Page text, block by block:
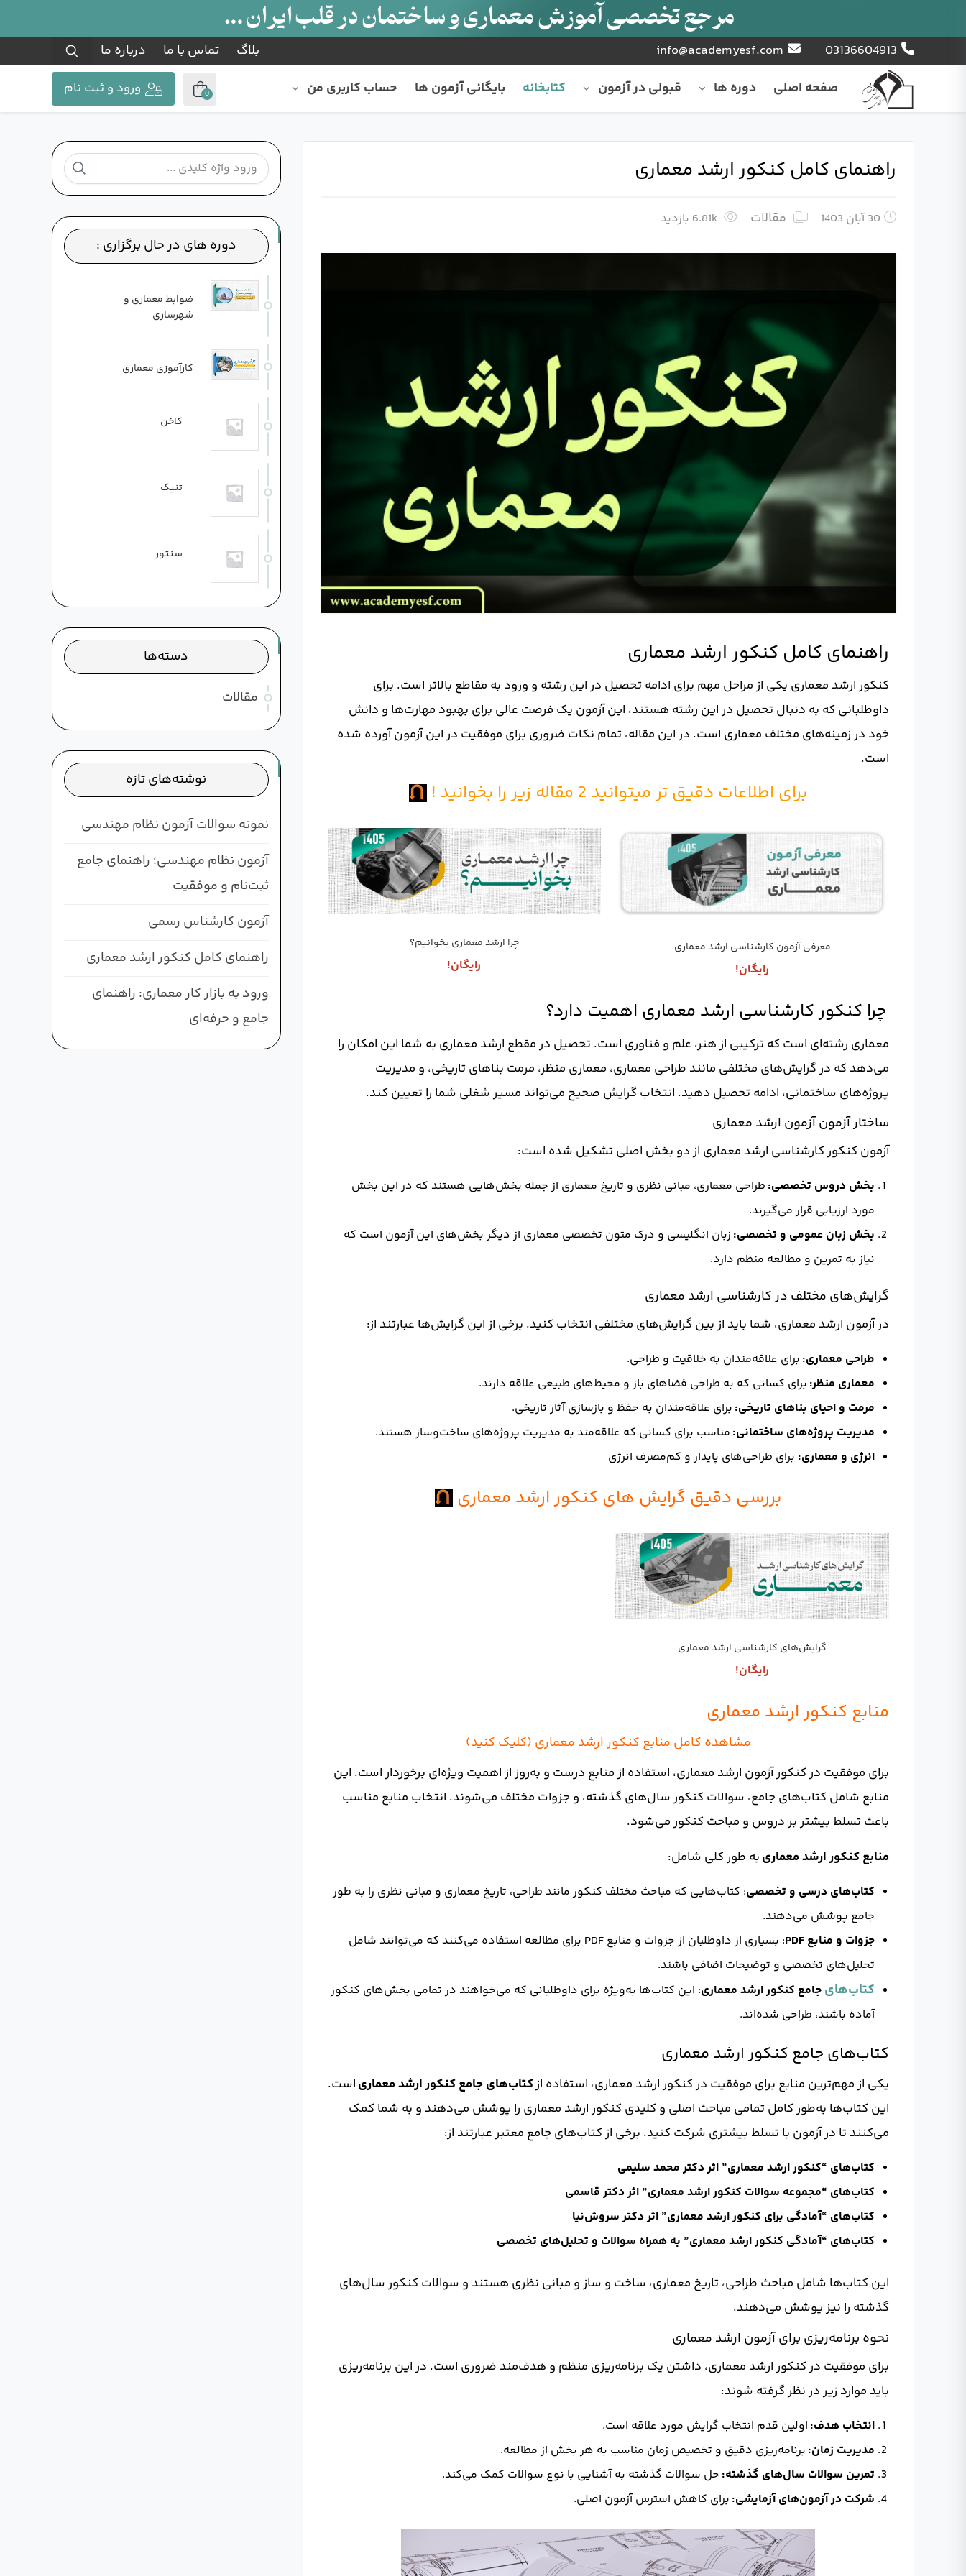
03136604913
info@academyesf.com بلاگ تماس با ما
درباره ما
صفحه اصلی
دوره ها قبولی در آزمون کتابخانه بایگانی آزمون ها حساب کاربری من 0 ورود و ثبت نام
راهنمای کامل کنکور ارشد معماری
30 آبان 1403 مقالات
راهنمای کامل کنکور ارشد معماری
کنکور ارشد معماری یکی از مراحل مهم برای ادامه تحصیل در این رشته و ورود به مقاطع بالاتر است. برای
داوطلبانی که به دنبال تحصیل در این رشته هستند، این آزمون یک فرصت عالی برای بهبود مهارت‌ها و دانش
خود در زمینه‌های مختلف معماری است. در این مقاله، تمام نکات ضروری برای موفقیت در این آزمون آورده شده
است.
برای اطلاعات دقیق تر میتوانید 2 مقاله زیر را بخوانید !
معرفی آزمون کارشناسی ارشد معماری
رایگان!
چرا ارشد معماری بخوانیم؟
رایگان!
چرا کنکور کارشناسی ارشد معماری اهمیت دارد؟
معماری رشته‌ای است که ترکیبی از هنر، علم و فناوری است. تحصیل در مقطع ارشد معماری به شما این امکان را
می‌دهد که در گرایش‌های مختلفی مانند طراحی معماری، معماری منظر، مرمت بناهای تاریخی، و مدیریت
پروژه‌های ساختمانی، ادامه تحصیل دهید. انتخاب گرایش صحیح می‌تواند مسیر شغلی شما را تعیین کند.
ساختار آزمون آزمون ارشد معماری
آزمون کنکور کارشناسی ارشد معماری از دو بخش اصلی تشکیل شده است:
بخش دروس تخصصی: طراحی معماری، مبانی نظری و تاریخ معماری از جمله بخش‌هایی هستند که در این بخش
مورد ارزیابی قرار می‌گیرند.
بخش زبان عمومی و تخصصی: زبان انگلیسی و درک متون تخصصی معماری از دیگر بخش‌های این آزمون است که
نیاز به تمرین و مطالعه منظم دارد.
گرایش‌های مختلف در کارشناسی ارشد معماری
در آزمون ارشد معماری، شما باید از بین گرایش‌های مختلفی انتخاب کنید. برخی از این گرایش‌ها عبارتند از:
طراحی معماری: برای علاقه‌مندان به خلاقیت و طراحی.
معماری منظر: برای کسانی که به طراحی فضاهای باز و محیط‌های طبیعی علاقه دارند.
مرمت و احیای بناهای تاریخی: برای علاقه‌مندان به حفظ و بازسازی آثار تاریخی.
مدیریت پروژه‌های ساختمانی: مناسب برای کسانی که علاقه‌مند به مدیریت پروژه‌های ساخت‌وساز هستند.
انرژی و معماری: برای طراحی‌های پایدار و کم‌مصرف انرژی
بررسی دقیق گرایش های کنکور ارشد معماری
گرایش‌های کارشناسی ارشد معماری
رایگان!
منابع کنکور ارشد معماری
مشاهده کامل منابع کنکور ارشد معماری (کلیک کنید)
برای موفقیت در کنکور آزمون ارشد معماری، استفاده از منابع درست و به‌روز از اهمیت ویژه‌ای برخوردار است. این
منابع شامل کتاب‌های جامع، سوالات کنکور سال‌های گذشته، و جزوات مختلف می‌شوند. انتخاب منابع مناسب
باعث تسلط بیشتر بر دروس و مباحث کنکور می‌شود.
منابع کنکور ارشد معماریبه طور کلی شامل:
کتاب‌های درسی و تخصصی: کتاب‌هایی که مباحث مختلف کنکور مانند طراحی، تاریخ معماری و مبانی نظری را به طور
جامع پوشش می‌دهند.
جزوات و منابع PDF
: بسیاری از داوطلبان از جزوات و منابع PDF برای مطالعه استفاده می‌کنند که می‌توانند شامل
تحلیل‌های تخصصی و توضیحات اضافی باشند.
کتاب‌های جامع کنکور ارشد معماری: این کتاب‌ها به‌ویژه برای داوطلبانی که می‌خواهند در تمامی بخش‌های کنکور
آماده باشند، طراحی شده‌اند.
کتاب‌های جامع کنکور ارشد معماری
یکی از مهم‌ترین منابع برای موفقیت در کنکور ارشد معماری، استفاده ازکتاب‌های جامع کنکور ارشد معماریاست.
این کتاب‌ها به‌طور کامل تمامی مباحث اصلی و کلیدی کنکور ارشد معماری را پوشش می‌دهند و به شما کمک
می‌کنند تا در آزمون با تسلط بیشتری شرکت کنید. برخی از کتاب‌های جامع معتبر عبارتند از:
کتاب‌های “کنکور ارشد معماری” اثر دکتر محمد سلیمی
کتاب‌های “مجموعه سوالات کنکور ارشد معماری” اثر دکتر قاسمی
کتاب‌های “آمادگی برای کنکور ارشد معماری” اثر دکتر سروش‌نیا
کتاب‌های “آمادگی کنکور ارشد معماری” به همراه سوالات و تحلیل‌های تخصصی
این کتاب‌ها شامل مباحث طراحی، تاریخ معماری، ساخت و ساز و مبانی نظری هستند و سوالات کنکور سال‌های
گذشته را نیز پوشش می‌دهند.
نحوه برنامه‌ریزی برای آزمون ارشد معماری
برای موفقیت در کنکور ارشد معماری، داشتن یک برنامه‌ریزی منظم و هدف‌مند ضروری است. در این برنامه‌ریزی
باید موارد زیر در نظر گرفته شوند:
انتخاب هدف: اولین قدم انتخاب گرایش مورد علاقه است.
مدیریت زمان: برنامه‌ریزی دقیق و تخصیص زمان مناسب به هر بخش از مطالعه.
تمرین سوالات سال‌های گذشته: حل سوالات گذشته به آشنایی با نوع سوالات کمک می‌کند.
شرکت در آزمون‌های آزمایشی: برای کاهش استرس آزمون اصلی.
دوره های در حال برگزاری :
ضوابط معماری و
شهرسازی
کارآموزی معماری
کاخن
تنبک
سنتور
دسته‌ها
مقالات
نوشته‌های تازه
نمونه سوالات آزمون نظام مهندسی
آزمون نظام مهندسی؛ راهنمای جامع
ثبت‌نام و موفقیت
آزمون کارشناس رسمی
راهنمای کامل کنکور ارشد معماری
ورود به بازار کار معماری: راهنمای
جامع و حرفه‌ای